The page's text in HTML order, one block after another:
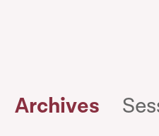
Archives